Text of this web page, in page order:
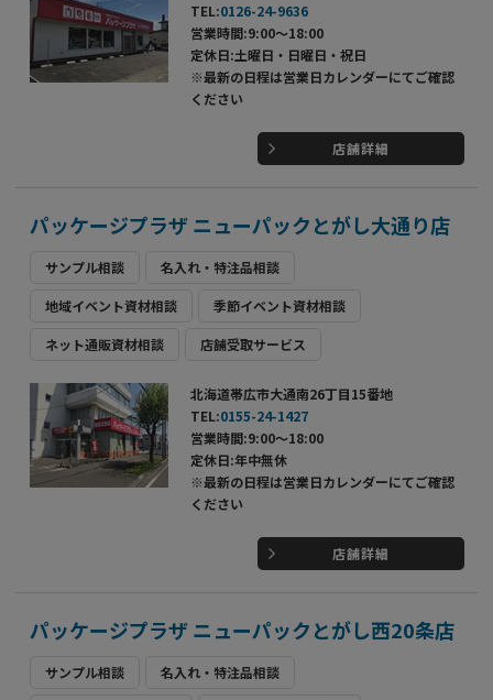
TEL:0126-24-9636
営業時間:9:00～18:00
定休日:土曜日・日曜日・祝日
※最新の日程は営業日カレンダーにてご確認
ください
店舗詳細
パッケージプラザ ニューパックとがし大通り店
サンプル相談 名入れ・特注品相談
地域イベント資材相談 季節イベント資材相談
ネット通販資材相談 店舗受取サービス
北海道帯広市大通南26丁目15番地
TEL:0155-24-1427
営業時間:9:00～18:00
定休日:年中無休
※最新の日程は営業日カレンダーにてご確認
ください
店舗詳細
パッケージプラザ ニューパックとがし西20条店
サンプル相談 名入れ・特注品相談